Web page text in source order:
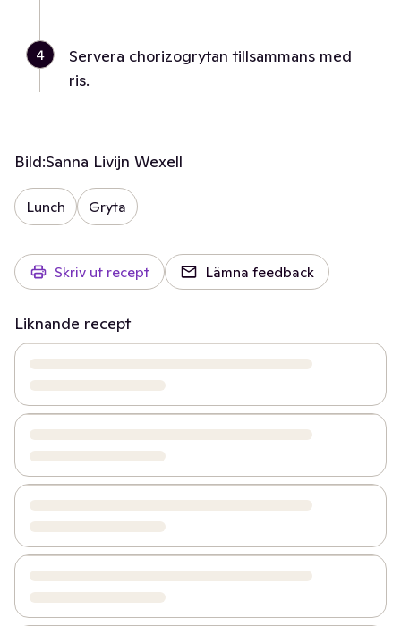
4
Servera chorizogrytan tillsammans med
ris.
Bild:Sanna Livijn Wexell
Lunch Gryta
Skriv ut recept Lämna feedback
Liknande recept